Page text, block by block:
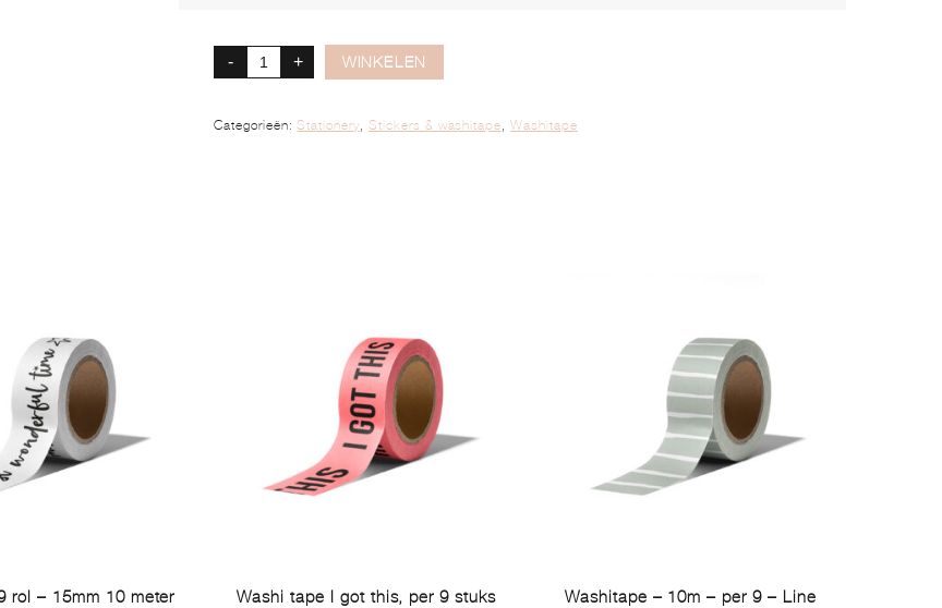
- + WINKELEN
Categorieën:Stationery,Stickers & washitape,Washitape
rol – 15mm 10 meter
Washi tape I got this, per 9 stuks
Washitape – 10m – per 9 – Line